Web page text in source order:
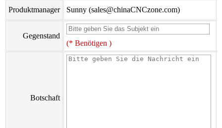
Produktmanager Sunny (sales@chinaCNCzone.com)
Gegenstand
(* Benötigen )
Botschaft